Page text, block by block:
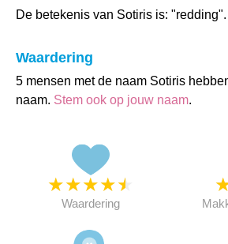
De betekenis van Sotiris is: "redding".
Waardering
5 mensen met de naam Sotiris
naam. Stem ook op jouw naam.
★★★★★
Waardering